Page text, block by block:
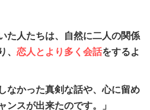
た人たちは、自然に二人の関係
恋人とより多く会話をするよ
なかった真剣な話や、心に留め
スが出来たのです。」